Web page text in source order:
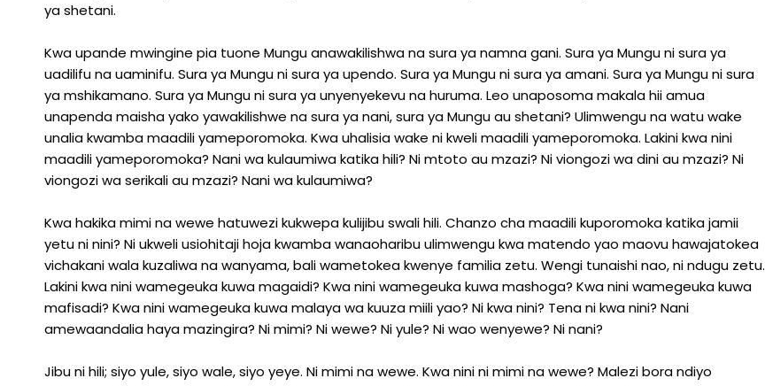
ya shetani.
Kwa upande mwingine pia tuone Mungu anawakilishwa na sura ya namna gani. Sura ya Mungu ni sura ya
uadilifu na uaminifu. Sura ya Mungu ni sura ya upendo. Sura ya Mungu ni sura ya amani. Sura ya Mungu ni sura
ya mshikamano. Sura ya Mungu ni sura ya unyenyekevu na huruma. Leo unaposoma makala hii amua
unapenda maisha yako yawakilishwe na sura ya nani, sura ya Mungu au shetani? Ulimwengu na watu wake
unalia kwamba maadili yameporomoka. Kwa uhalisia wake ni kweli maadili yameporomoka. Lakini kwa nini
maadili yameporomoka? Nani wa kulaumiwa katika hili? Ni mtoto au mzazi? Ni viongozi wa dini au mzazi? Ni
viongozi wa serikali au mzazi? Nani wa kulaumiwa?
Kwa hakika mimi na wewe hatuwezi kukwepa kulijibu swali hili. Chanzo cha maadili kuporomoka katika jamii
yetu ni nini? Ni ukweli usiohitaji hoja kwamba wanaoharibu ulimwengu kwa matendo yao maovu hawajatokea
vichakani wala kuzaliwa na wanyama, bali wametokea kwenye familia zetu. Wengi tunaishi nao, ni ndugu zetu.
Lakini kwa nini wamegeuka kuwa magaidi? Kwa nini wamegeuka kuwa mashoga? Kwa nini wamegeuka kuwa
mafisadi? Kwa nini wamegeuka kuwa malaya wa kuuza miili yao? Ni kwa nini? Tena ni kwa nini? Nani
amewaandalia haya mazingira? Ni mimi? Ni wewe? Ni yule? Ni wao wenyewe? Ni nani?
Jibu ni hili; siyo yule, siyo wale, siyo yeye. Ni mimi na wewe. Kwa nini ni mimi na wewe? Malezi bora ndiyo